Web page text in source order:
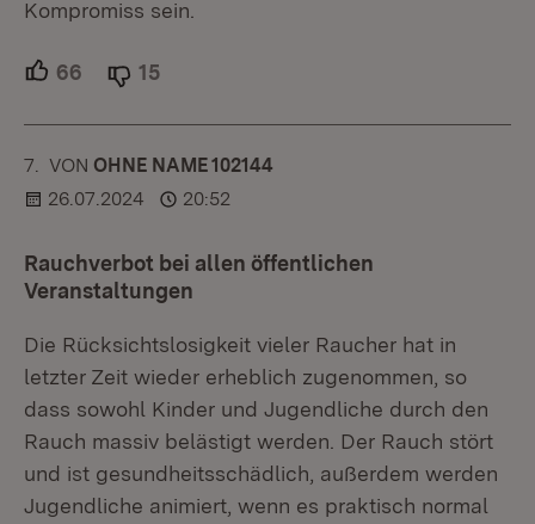
Kompromiss sein.
66 Unterstützer.
15
7. KOMMENTAR
VON :OHNE NAME 102144
26.07.2024
20:52
Rauchverbot bei allen öffentlichen
Veranstaltungen
Die Rücksichtslosigkeit vieler Raucher hat in
letzter Zeit wieder erheblich zugenommen, so
dass sowohl Kinder und Jugendliche durch den
Rauch massiv belästigt werden. Der Rauch stört
und ist gesundheitsschädlich, außerdem werden
Jugendliche animiert, wenn es praktisch normal